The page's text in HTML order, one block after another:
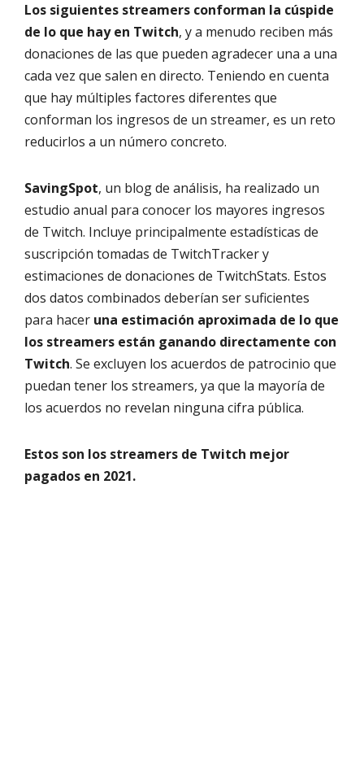
Los siguientes streamers conforman la cúspide
de lo que hay en Twitch, y a menudo reciben más
donaciones de las que pueden agradecer una a una
cada vez que salen en directo. Teniendo en cuenta
que hay múltiples factores diferentes que
conforman los ingresos de un streamer, es un reto
reducirlos a un número concreto.
SavingSpot, un blog de análisis, ha realizado un
estudio anual para conocer los mayores ingresos
de Twitch. Incluye principalmente estadísticas de
suscripción tomadas de TwitchTracker y
estimaciones de donaciones de TwitchStats. Estos
dos datos combinados deberían ser suficientes
para hacer una estimación aproximada de lo que
los streamers están ganando directamente con
Twitch. Se excluyen los acuerdos de patrocinio que
puedan tener los streamers, ya que la mayoría de
los acuerdos no revelan ninguna cifra pública.
Estos son los streamers de Twitch mejor
pagados en 2021.